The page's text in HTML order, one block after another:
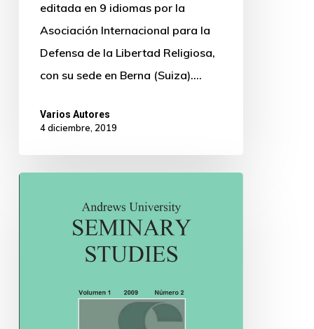
editada en 9 idiomas por la
Asociación Internacional para la
Defensa de la Libertad Religiosa,
con su sede en Berna (Suiza).…
Varios Autores
4 diciembre, 2019